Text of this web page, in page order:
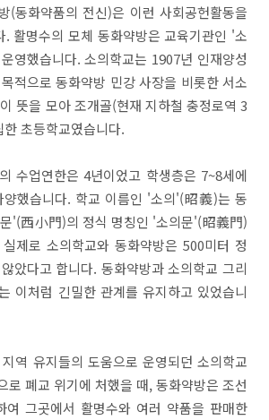
(동화약품의 전신)은 이런 사회공헌활동을
. 활명수의 모체 동화약방은 교육기관인 '소
영했습니다. 소의학교는 1907년 인재양성
적으로 동화약방 민강 사장을 비롯한 서소
뜻을 모아 조개골(현재 지하철 충정로역 3
초등학교였습니다.
수업연한은 4년이었고 학생층은 7~8세에
했습니다. 학교 이름인 '소의'(昭義)는 동
'(西小門)의 정식 명칭인 '소의문'(昭義門)
제로 소의학교와 동화약방은 500미터 정
았다고 합니다. 동화약방과 소의학교 그리
이처럼 긴밀한 관계를 유지하고 있었습니
역 유지들의 도움으로 운영되던 소의학교
로 폐교 위기에 처했을 때, 동화약방은 조선
여 그곳에서 활명수와 여러 약품을 판매한